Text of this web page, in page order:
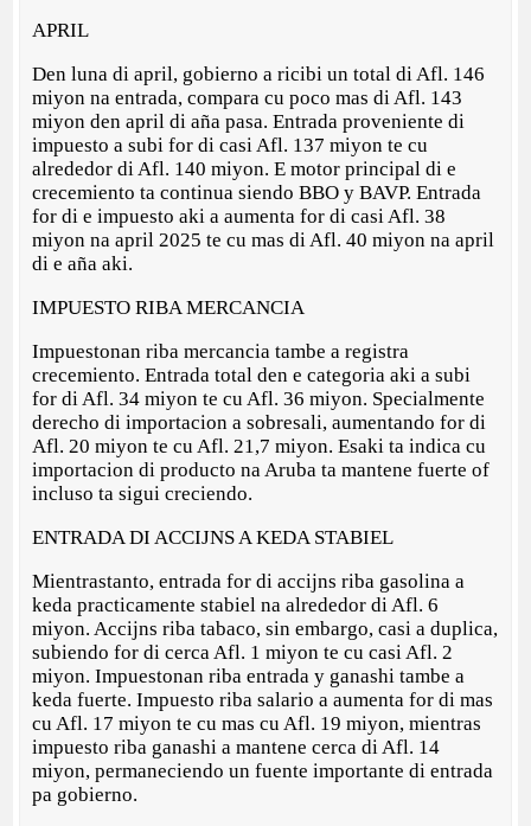
APRIL
Den luna di april, gobierno a ricibi un total di Afl. 146
miyon na entrada, compara cu poco mas di Afl. 143
miyon den april di aña pasa. Entrada proveniente di
impuesto a subi for di casi Afl. 137 miyon te cu
alrededor di Afl. 140 miyon. E motor principal di e
crecemiento ta continua siendo BBO y BAVP. Entrada
for di e impuesto aki a aumenta for di casi Afl. 38
miyon na april 2025 te cu mas di Afl. 40 miyon na april
di e aña aki.
IMPUESTO RIBA MERCANCIA
Impuestonan riba mercancia tambe a registra
crecemiento. Entrada total den e categoria aki a subi
for di Afl. 34 miyon te cu Afl. 36 miyon. Specialmente
derecho di importacion a sobresali, aumentando for di
Afl. 20 miyon te cu Afl. 21,7 miyon. Esaki ta indica cu
importacion di producto na Aruba ta mantene fuerte of
incluso ta sigui creciendo.
ENTRADA DI ACCIJNS A KEDA STABIEL
Mientrastanto, entrada for di accijns riba gasolina a
keda practicamente stabiel na alrededor di Afl. 6
miyon. Accijns riba tabaco, sin embargo, casi a duplica,
subiendo for di cerca Afl. 1 miyon te cu casi Afl. 2
miyon. Impuestonan riba entrada y ganashi tambe a
keda fuerte. Impuesto riba salario a aumenta for di mas
cu Afl. 17 miyon te cu mas cu Afl. 19 miyon, mientras
impuesto riba ganashi a mantene cerca di Afl. 14
miyon, permaneciendo un fuente importante di entrada
pa gobierno.